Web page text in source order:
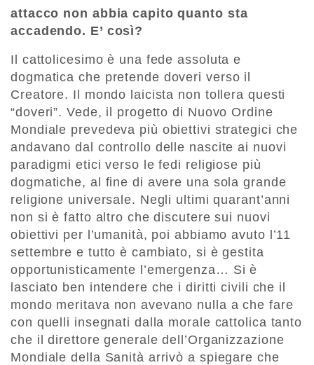
attacco non abbia capito quanto sta
accadendo. E’ così?
Il cattolicesimo è una fede assoluta e
dogmatica che pretende doveri verso il
Creatore. Il mondo laicista non tollera questi
“doveri”. Vede, il progetto di Nuovo Ordine
Mondiale prevedeva più obiettivi strategici che
andavano dal controllo delle nascite ai nuovi
paradigmi etici verso le fedi religiose più
dogmatiche, al fine di avere una sola grande
religione universale. Negli ultimi quarant’anni
non si è fatto altro che discutere sui nuovi
obiettivi per l’umanità, poi abbiamo avuto l’11
settembre e tutto è cambiato, si è gestita
opportunisticamente l’emergenza… Si è
lasciato ben intendere che i diritti civili che il
mondo meritava non avevano nulla a che fare
con quelli insegnati dalla morale cattolica tanto
che il direttore generale dell’Organizzazione
Mondiale della Sanità arrivò a spiegare che